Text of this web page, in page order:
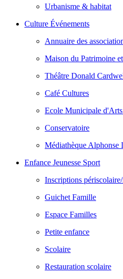
Urbanisme & habitat
Culture Événements
Annuaire des
Maison du Patrimoine
Théâtre Donald
Café Cultures
Ecole Municipale d'Arts
Conservatoire
Médiathèque Alphonse
Enfance Jeunesse Sport
Inscriptions
Guichet Famille
Espace Familles
Petite enfance
Scolaire
Restauration scolaire